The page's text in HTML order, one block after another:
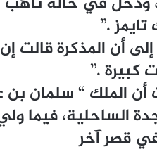
.”
ﺃﻥ ﺍﻟﻤﺬﻛﺮﺓ ﻗﺎﻟﺖ
ﻛﺒﻴﺮﺓ .”
ﺍﻟﻤﻠﻚ “ ﺳﻠﻤﺎﻥ ﺑﻦ
ﺍﻟﺴﺎﺣﻠﻴﺔ، ﻓﻴﻤﺎ
ﻓﻲ ﻗﺼﺮ ﺁﺧﺮ